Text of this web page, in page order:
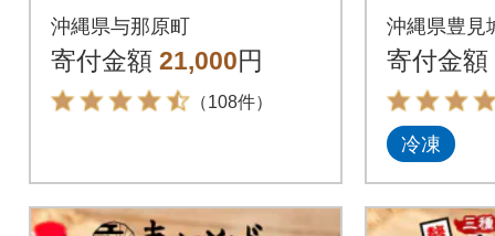
ット (三枚肉・軟骨ソ
ーキ付き) 沖縄 の味を
ご自宅で!
沖縄県与那原町
寄付金額 21,000円
（108件）
かつお
人気の
す。
沖縄県豊見
寄付金額
冷凍